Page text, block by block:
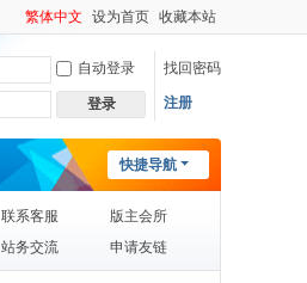
繁体中文 设为首页 收藏本站
自动登录 找回密码
登录 注册
快捷导航
联系客服
版主会所
站务交流
申请友链